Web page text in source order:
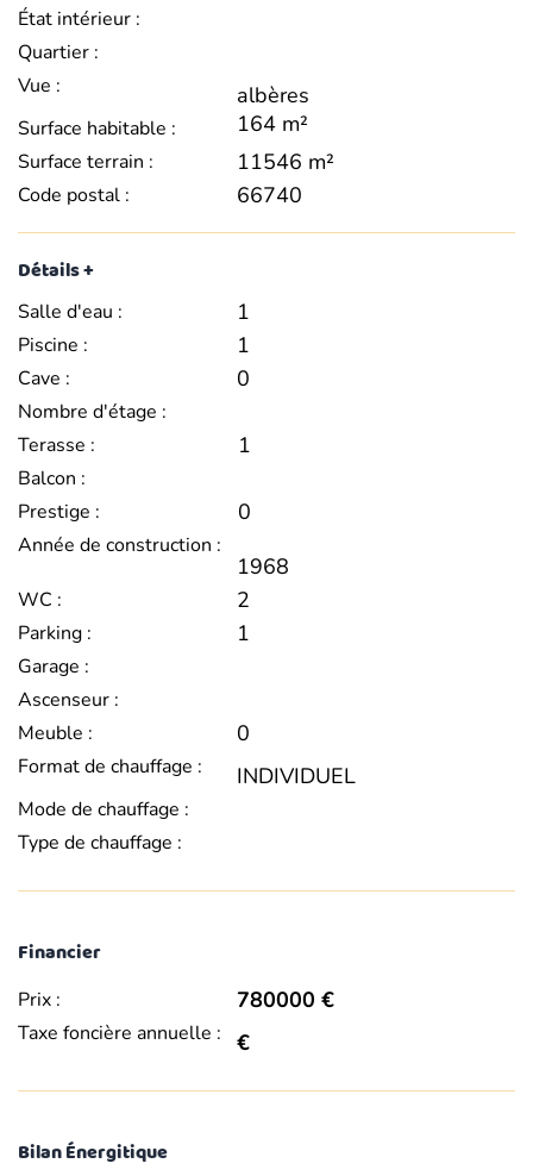
État intérieur :
Quartier :
Vue :
albères
Surface habitable : 164 m²
Surface terrain : 11546 m²
Code postal : 66740
Détails +
Salle d'eau : 1
Piscine : 1
Cave : 0
Nombre d'étage :
Terasse :
1
Balcon :
Prestige :
0
Année de construction :
1968
WC : 2
Parking : 1
Garage :
Ascenseur :
Meuble :
0
Format de chauffage : INDIVIDUEL
Mode de chauffage :
Type de chauffage :
Financier
Prix : 780000 €
Taxe foncière annuelle : €
Bilan Énergitique